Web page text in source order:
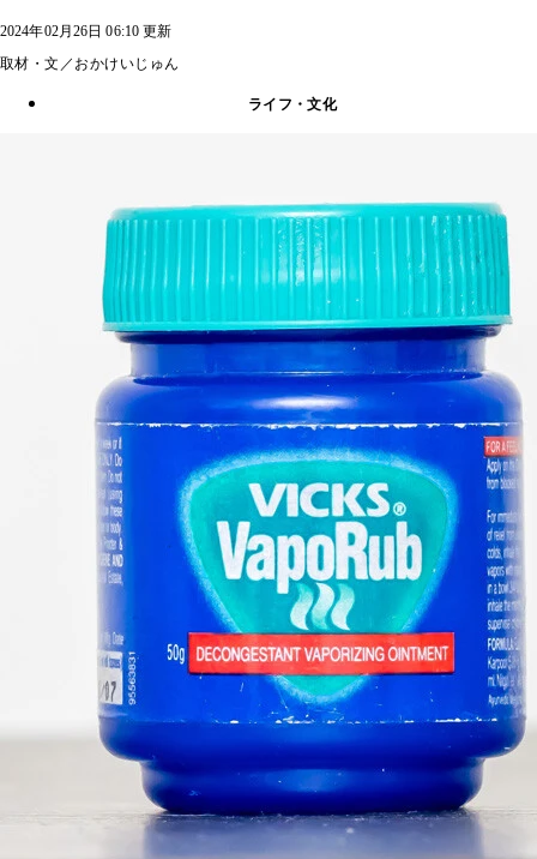
2024年02月26日 06:10 更新
取材・文／おかけいじゅん
ライフ・文化